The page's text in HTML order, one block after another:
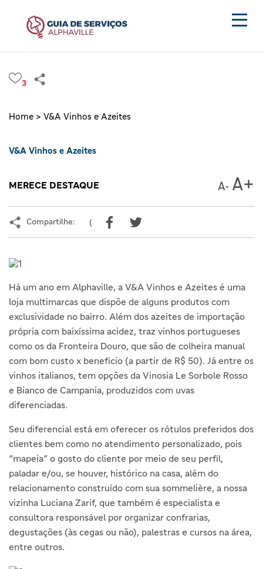
3
Home > V&A Vinhos e Azeites
V&A Vinhos e Azeites
MERECE DESTAQUE
Compartilhe: (
Há um ano em Alphaville, a V&A Vinhos e Azeites é uma
loja multimarcas que dispõe de alguns produtos com
exclusividade no bairro. Além dos azeites de importação
própria com baixíssima acidez, traz vinhos portugueses
como os da Fronteira Douro, que são de colheira manual
com bom custo x benefício (a partir de R$ 50). Já entre os
vinhos italianos, tem opções da Vinosia Le Sorbole Rosso
e Bianco de Campania, produzidos com uvas
diferenciadas.
Seu diferencial está em oferecer os rótulos preferidos dos
clientes bem como no atendimento personalizado, pois
“mapeia” o gosto do cliente por meio de seu perfil,
paladar e/ou, se houver, histórico na casa, além do
relacionamento construído com sua sommelière, a nossa
vizinha Luciana Zarif, que também é especialista e
consultora responsável por organizar confrarias,
degustações (às cegas ou não), palestras e cursos na área,
entre outros.